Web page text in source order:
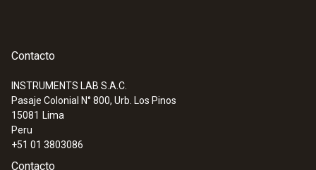
Contacto
INSTRUMENTS LAB S.A.C.
Pasaje Colonial N° 800, Urb. Los Pinos
15081 Lima
Peru
+51 01 3803086
Contacto